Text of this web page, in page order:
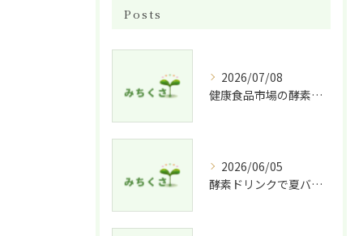
Posts
2026/07/08
健康食品市場の酵素ドリンク特徴比較
2026/06/05
酵素ドリンクで夏バテ予防法